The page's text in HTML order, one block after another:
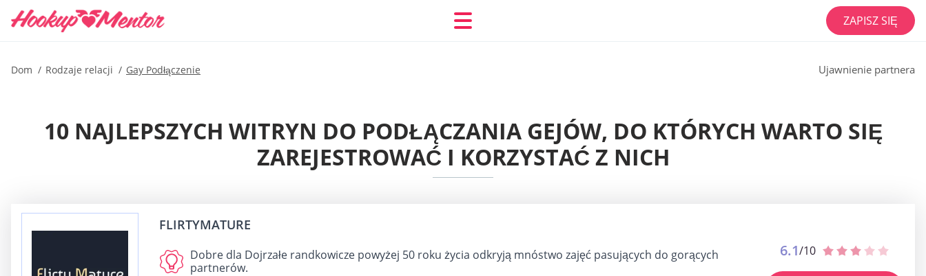
ZAPISZ SIĘ
Dom Rodzaje relacji Gay Podłączenie Ujawnienie partnera
10 NAJLEPSZYCH WITRYN DO PODŁĄCZANIA GEJÓW, DO KTÓRYCH WARTO SIĘ
ZAREJESTROWAĆ I KORZYSTAĆ Z NICH
FLIRTYMATURE
Dobre dla Dojrzałe randkowicze powyżej 50 roku życia odkryją mnóstwo zajęć pasujących do gorących
partnerów.
6.1/10